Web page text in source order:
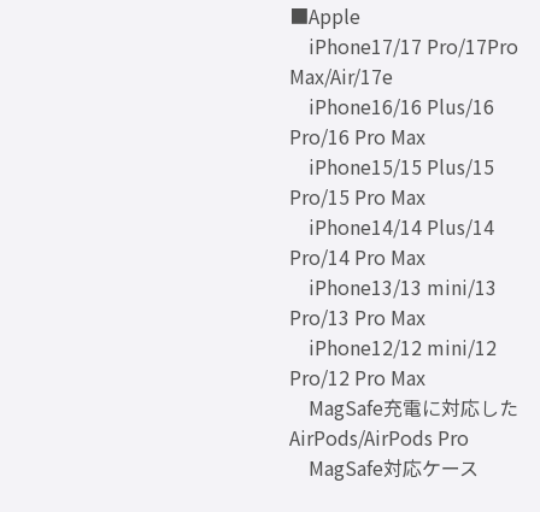
■Apple
iPhone17/17 Pro/17Pro
Max/Air/17e
iPhone16/16 Plus/16
Pro/16 Pro Max
iPhone15/15 Plus/15
Pro/15 Pro Max
iPhone14/14 Plus/14
Pro/14 Pro Max
iPhone13/13 mini/13
Pro/13 Pro Max
iPhone12/12 mini/12
Pro/12 Pro Max
MagSafe充電に対応した
AirPods/AirPods Pro
MagSafe対応ケース